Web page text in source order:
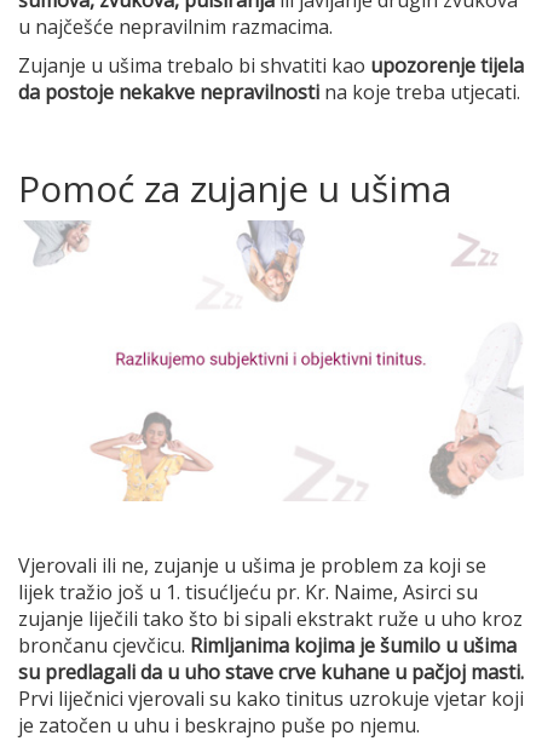
u najčešće nepravilnim razmacima.
Zujanje u ušima trebalo bi shvatiti kao upozorenje tijela
da postoje nekakve nepravilnosti na koje treba utjecati.
Pomoć za zujanje u ušima
Vjerovali ili ne, zujanje u ušima je problem za koji se
lijek tražio još u 1. tisućljeću pr. Kr. Naime, Asirci su
zujanje liječili tako što bi sipali ekstrakt ruže u uho kroz
brončanu cjevčicu. Rimljanima kojima je šumilo u ušima
su predlagali da u uho stave crve kuhane u pačjoj masti.
Prvi liječnici vjerovali su kako tinitus uzrokuje vjetar koji
je zatočen u uhu i beskrajno puše po njemu.